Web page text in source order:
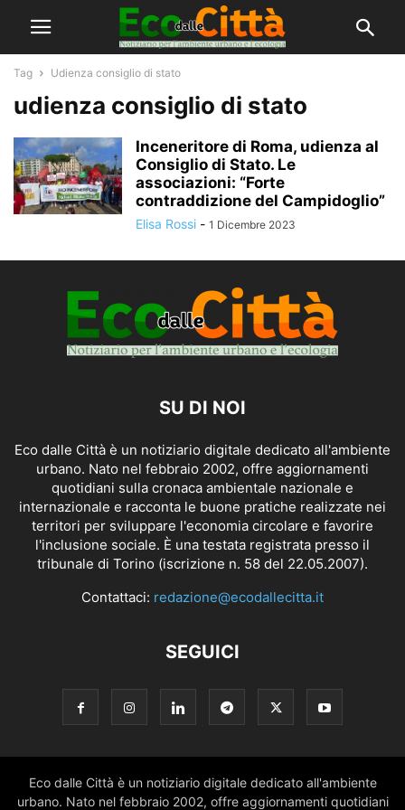
Tag Udienza consiglio di stato
udienza consiglio di stato
Inceneritore di Roma, udienza al
Consiglio di Stato. Le
associazioni: “Forte
contraddizione del Campidoglio”
Elisa Rossi - 1 Dicembre 2023
SU DI NOI
Eco dalle Città è un notiziario digitale dedicato all'ambiente
urbano. Nato nel febbraio 2002, offre aggiornamenti
quotidiani sulla cronaca ambientale nazionale e
internazionale e racconta le buone pratiche realizzate nei
territori per sviluppare l'economia circolare e favorire
l'inclusione sociale. È una testata registrata presso il
tribunale di Torino (iscrizione n. 58 del 22.05.2007).
Contattaci: redazione@ecodallecitta.it
SEGUICI
Eco dalle Città è un notiziario digitale dedicato all'ambiente
urbano. Nato nel febbraio 2002, offre aggiornamenti quotidiani